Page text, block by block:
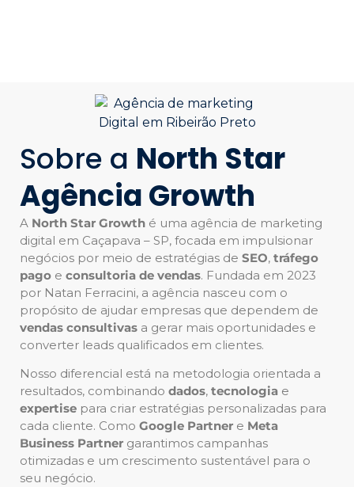
Sobre a North Star
Agência Growth
A North Star Growth é uma agência de marketing
digital em Caçapava – SP, focada em impulsionar
negócios por meio de estratégias de SEO, tráfego
pago e consultoria de vendas. Fundada em 2023
por Natan Ferracini, a agência nasceu com o
propósito de ajudar empresas que dependem de
vendas consultivas a gerar mais oportunidades e
converter leads qualificados em clientes.
Nosso diferencial está na metodologia orientada a
resultados, combinando dados, tecnologia e
expertise para criar estratégias personalizadas para
cada cliente. Como Google Partner e Meta
Business Partner garantimos campanhas
otimizadas e um crescimento sustentável para o
seu negócio.